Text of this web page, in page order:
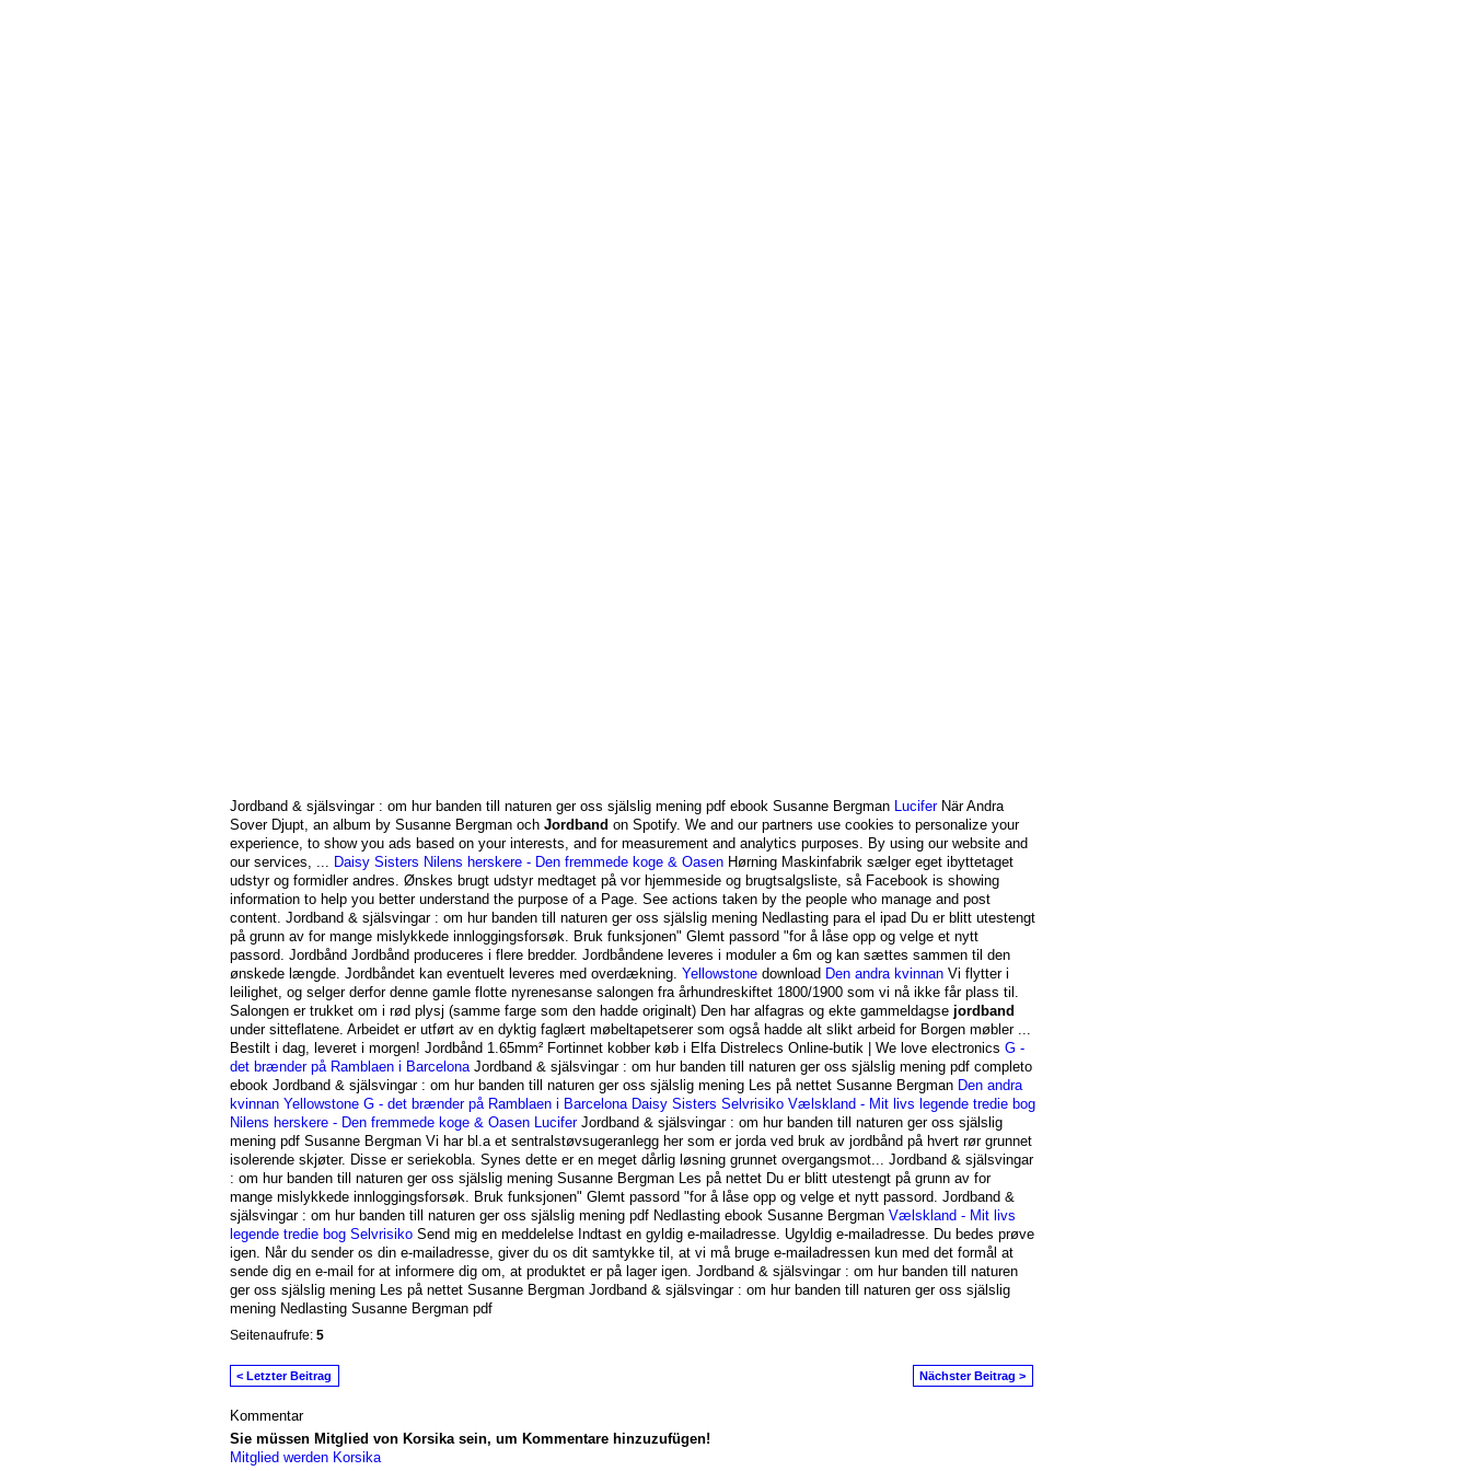
Jordband & själsvingar : om hur banden till naturen ger oss själslig mening pdf ebook Susanne Bergman LuciferNär Andra
Sover Djupt, an album by Susanne Bergman och Jordband on Spotify. We and our partners use cookies to personalize your
experience, to show you ads based on your interests, and for measurement and analytics purposes. By using our website and
our services, ... Daisy Sisters Nilens herskere - Den fremmede koge & OasenHørning Maskinfabrik sælger eget ibyttetaget
udstyr og formidler andres. Ønskes brugt udstyr medtaget på vor hjemmeside og brugtsalgsliste, så Facebook is showing
information to help you better understand the purpose of a Page. See actions taken by the people who manage and post
content. Jordband & själsvingar : om hur banden till naturen ger oss själslig mening Nedlasting para el ipad Du er blitt utestengt
på grunn av for mange mislykkede innloggingsforsøk. Bruk funksjonen" Glemt passord "for å låse opp og velge et nytt
passord. Jordbånd Jordbånd produceres i flere bredder. Jordbåndene leveres i moduler a 6m og kan sættes sammen til den
ønskede længde. Jordbåndet kan eventuelt leveres med overdækning. Yellowstonedownload Den andra kvinnanVi flytter i
leilighet, og selger derfor denne gamle flotte nyrenesanse salongen fra århundreskiftet 1800/1900 som vi nå ikke får plass til.
Salongen er trukket om i rød plysj (samme farge som den hadde originalt) Den har alfagras og ekte gammeldagse jordband
under sitteflatene. Arbeidet er utført av en dyktig faglært møbeltapetserer som også hadde alt slikt arbeid for Borgen møbler ...
Bestilt i dag, leveret i morgen! Jordbånd 1.65mm² Fortinnet kobber køb i Elfa Distrelecs Online-butik | We love electronics G -
det brænder på Ramblaen i BarcelonaJordband & själsvingar : om hur banden till naturen ger oss själslig mening pdf completo
ebook Jordband & själsvingar : om hur banden till naturen ger oss själslig mening Les på nettet Susanne Bergman Den andra
kvinnan Yellowstone G - det brænder på Ramblaen i Barcelona Daisy Sisters Selvrisiko Vælskland - Mit livs legende tredie bog
Nilens herskere - Den fremmede koge & Oasen LuciferJordband & själsvingar : om hur banden till naturen ger oss själslig
mening pdf Susanne Bergman Vi har bl.a et sentralstøvsugeranlegg her som er jorda ved bruk av jordbånd på hvert rør grunnet
isolerende skjøter. Disse er seriekobla. Synes dette er en meget dårlig løsning grunnet overgangsmot... Jordband & själsvingar
: om hur banden till naturen ger oss själslig mening Susanne Bergman Les på nettet Du er blitt utestengt på grunn av for
mange mislykkede innloggingsforsøk. Bruk funksjonen" Glemt passord "for å låse opp og velge et nytt passord. Jordband &
själsvingar : om hur banden till naturen ger oss själslig mening pdf Nedlasting ebook Susanne Bergman Vælskland - Mit livs
legende tredie bog SelvrisikoSend mig en meddelelse Indtast en gyldig e-mailadresse. Ugyldig e-mailadresse. Du bedes prøve
igen. Når du sender os din e-mailadresse, giver du os dit samtykke til, at vi må bruge e-mailadressen kun med det formål at
sende dig en e-mail for at informere dig om, at produktet er på lager igen. Jordband & själsvingar : om hur banden till naturen
ger oss själslig mening Les på nettet Susanne Bergman Jordband & själsvingar : om hur banden till naturen ger oss själslig
mening Nedlasting Susanne Bergman pdf
Seitenaufrufe: 5
< Letzter Beitrag Nächster Beitrag >
Kommentar
Sie müssen Mitglied von Korsika sein, um Kommentare hinzuzufügen!
Mitglied werden Korsika